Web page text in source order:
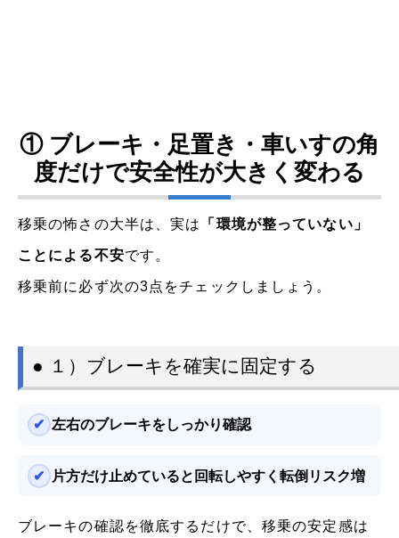
① ブレーキ・足置き・車いすの角
度だけで安全性が大きく変わる
移乗の怖さの大半は、実は 「環境が整っていない」
ことによる不安です。
移乗前に必ず次の3点をチェックしましょう。
● １）ブレーキを確実に固定する
左右のブレーキをしっかり確認
片方だけ止めていると回転しやすく転倒リスク増
ブレーキの確認を徹底するだけで、移乗の安定感は